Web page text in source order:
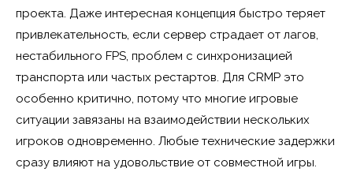
проекта. Даже интересная концепция быстро теряет
привлекательность, если сервер страдает от лагов,
нестабильного FPS, проблем с синхронизацией
транспорта или частых рестартов. Для CRMP это
особенно критично, потому что многие игровые
ситуации завязаны на взаимодействии нескольких
игроков одновременно. Любые технические задержки
сразу влияют на удовольствие от совместной игры.